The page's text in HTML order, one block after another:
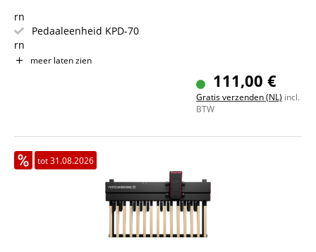
rn
Pedaaleenheid KPD-70
rn
Geschikt voor Roland FP-30X
meer laten zien
111,00 €
Gratis verzenden (NL) incl.
BTW
tot 31.08.2026